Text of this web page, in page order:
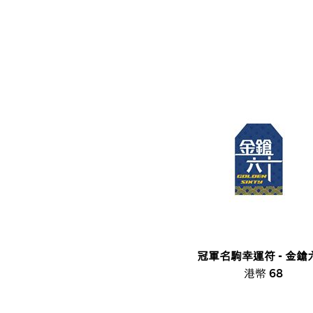
冠軍名駒幸運符 - 金鎗
港幣 68